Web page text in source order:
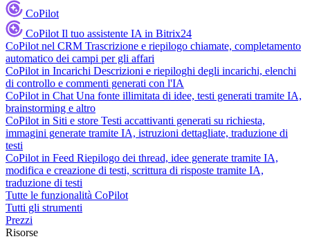
CoPilot
CoPilot Il tuo assistente IA in Bitrix24
CoPilot nel CRM Trascrizione e riepilogo chiamate, completamento
automatico dei campi per gli affari
CoPilot in Incarichi Descrizioni e riepiloghi degli incarichi, elenchi
di controllo e commenti generati con l'IA
CoPilot in Chat Una fonte illimitata di idee, testi generati tramite IA,
brainstorming e altro
CoPilot in Siti e store Testi accattivanti generati su richiesta,
immagini generate tramite IA, istruzioni dettagliate, traduzione di
testi
CoPilot in Feed Riepilogo dei thread, idee generate tramite IA,
modifica e creazione di testi, scrittura di risposte tramite IA,
traduzione di testi
Tutte le funzionalità CoPilot
Tutti gli strumenti
Prezzi
Risorse